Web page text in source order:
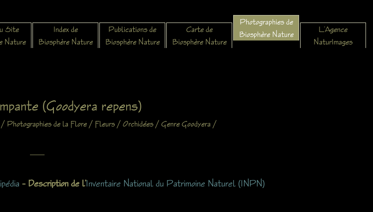
Site
Nature
Index de
Biosphère Nature
Publications de
Biosphère Nature
Carte de
Biosphère Nature
Photographies de
Biosphère Nature
L’Agence
NaturImages
(Goodyera repens)
/ Photographies de la Flore / Fleurs /Orchidées /Genre Goodyera /
X
– Description de l’Inventaire National du Patrimoine Naturel (INPN)